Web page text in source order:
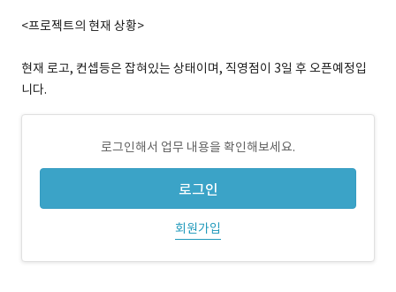
<프로젝트의 현재 상황>
현재 로고, 컨셉등은 잡혀있는 상태이며, 직영점이 3일 후 오픈예정입
니다.
로그인해서 업무 내용을 확인해보세요.
로그인
회원가입